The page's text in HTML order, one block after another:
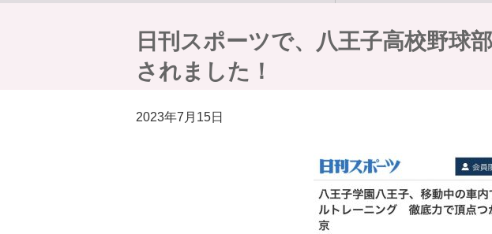
日刊スポーツで、八王子高校野球
されました！
2023年7月15日